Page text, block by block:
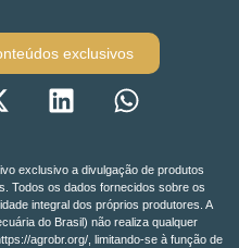
exclusivos
exclusivo a divulgação de produtos
Todos os dados fornecidos sobre os
integral dos próprios produtores. A
do Brasil) não realiza qualquer
agrobr.org/, limitando-se à função de